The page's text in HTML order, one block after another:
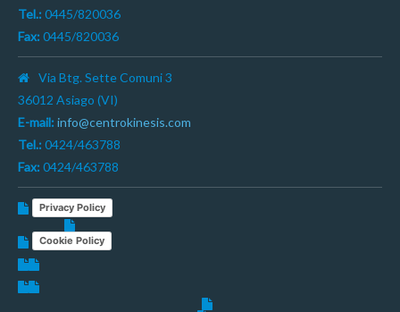
Tel.: 0445/820036
Fax: 0445/820036
Via Btg. Sette Comuni 3
36012 Asiago (VI)
E-mail: info@centrokinesis.com
Tel.: 0424/463788
Fax: 0424/463788
Privacy Policy
Cookie Policy